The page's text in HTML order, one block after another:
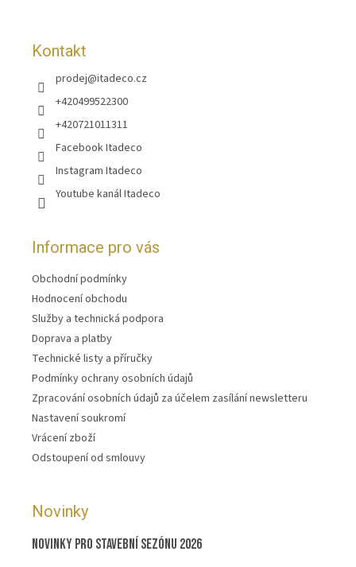
Kontakt
prodej@itadeco.cz
+420499522300
+420721011311
Facebook Itadeco
Instagram Itadeco
Youtube kanál Itadeco
Informace pro vás
Obchodní podmínky
Hodnocení obchodu
Služby a technická podpora
Doprava a platby
Technické listy a příručky
Podmínky ochrany osobních údajů
Zpracování osobních údajů za účelem zasílání newsletteru
Nastavení soukromí
Vrácení zboží
Odstoupení od smlouvy
Novinky
Novinky pro stavební sezónu 2026